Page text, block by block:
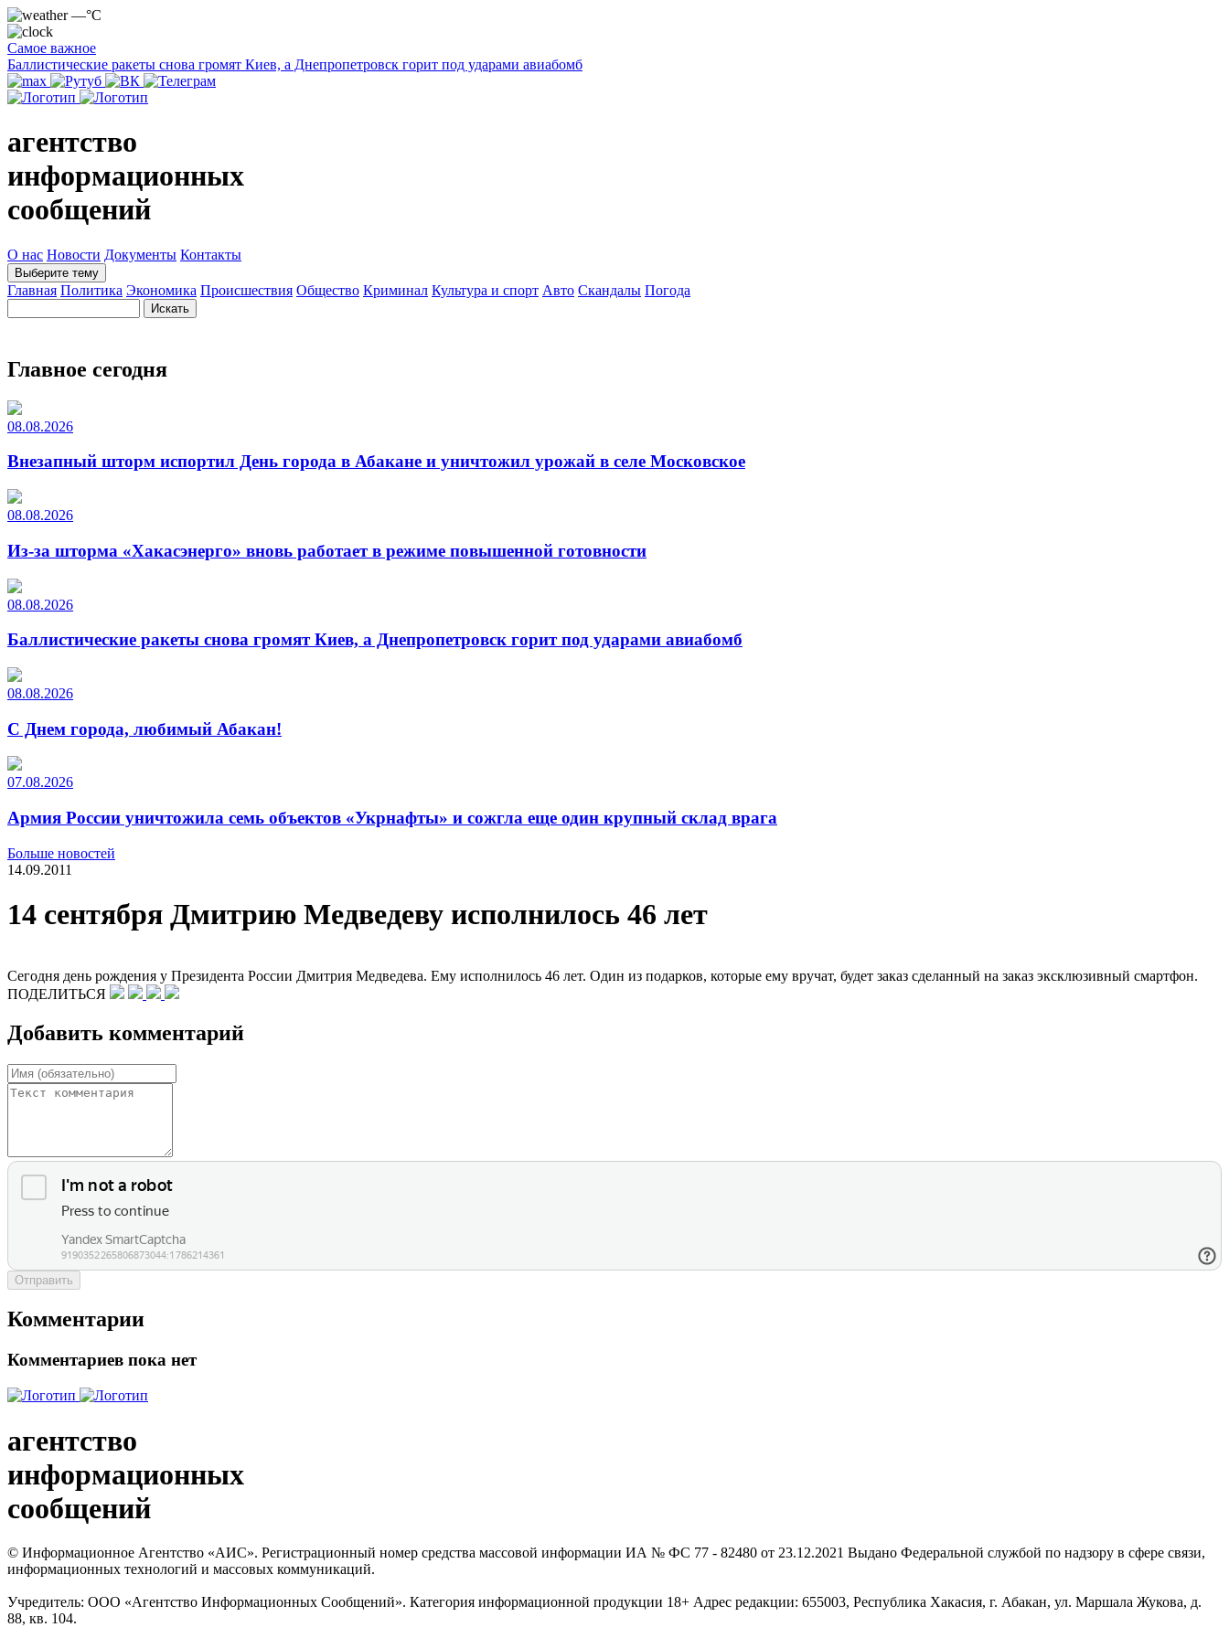
—°C
Самое важное
Баллистические ракеты снова громят Киев, а Днепропетровск горит под ударами авиабомб
агентство
информационных
сообщений
О нас Новости Документы Контакты
Выберите тему
Главная Политика Экономика Происшествия Общество Криминал Культура и спорт Авто Скандалы Погода
Главное сегодня
08.08.2026
Внезапный шторм испортил День города в Абакане и уничтожил урожай в селе Московское
08.08.2026
Из-за шторма «Хакасэнерго» вновь работает в режиме повышенной готовности
08.08.2026
Баллистические ракеты снова громят Киев, а Днепропетровск горит под ударами авиабомб
08.08.2026
С Днем города, любимый Абакан!
07.08.2026
Армия России уничтожила семь объектов «Укрнафты» и сожгла еще один крупный склад врага
Больше новостей
14.09.2011
14 сентября Дмитрию Медведеву исполнилось 46 лет
Сегодня день рождения у Президента России Дмитрия Медведева. Ему исполнилось 46 лет. Один из подарков, которые ему вручат, будет заказ сделанный на заказ эксклюзивный смартфон.
ПОДЕЛИТЬСЯ
Добавить комментарий
Отправить
Комментарии
Комментариев пока нет
агентство
информационных
сообщений
© Информационное Агентство «АИС». Регистрационный номер средства массовой информации ИА № ФС 77 - 82480 от 23.12.2021 Выдано Федеральной службой по надзору в сфере связи,
информационных технологий и массовых коммуникаций.
Учредитель: ООО «Агентство Информационных Сообщений». Категория информационной продукции 18+ Адрес редакции: 655003, Республика Хакасия, г. Абакан, ул. Маршала Жукова, д.
88, кв. 104.